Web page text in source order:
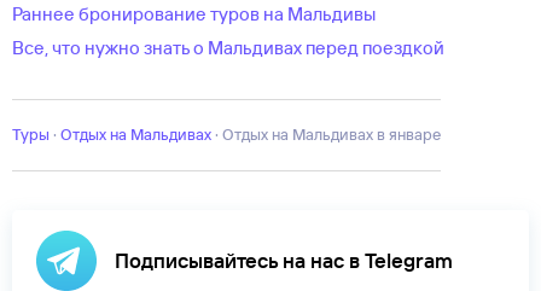
Раннее бронирование туров на Мальдивы
Все, что нужно знать о Мальдивах перед поездкой
Туры · Отдых на Мальдивах · отдых на Мальдивах в январе
Подписывайтесь на нас в Telegram